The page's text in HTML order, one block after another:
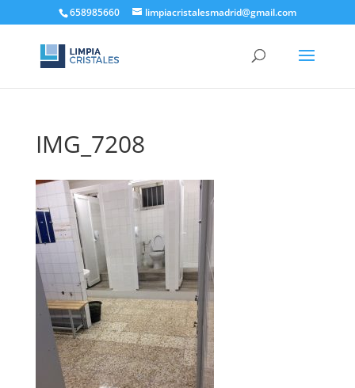
658985660 limpiacristalesmadrid@gmail.com
IMG_7208